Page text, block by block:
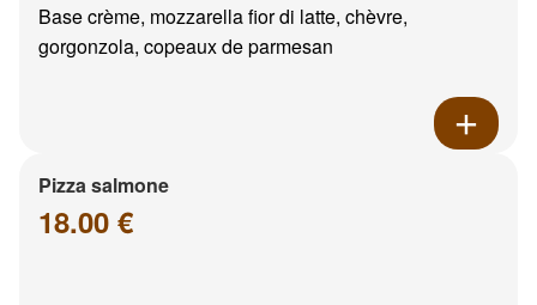
Base crème, mozzarella fior di latte, chèvre,
gorgonzola, copeaux de parmesan
Pizza salmone
18.00 €